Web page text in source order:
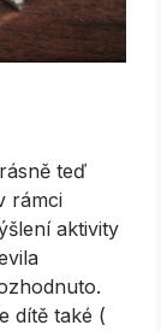
teď
rámci
aktivity
dítě také (